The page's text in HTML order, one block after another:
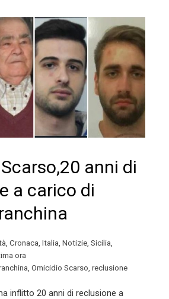
anni di
a carico di
Cronaca Italia Notizie Sicilia
ora
Omicidio Scarso reclusione
inflitto 20 anni di reclusione a